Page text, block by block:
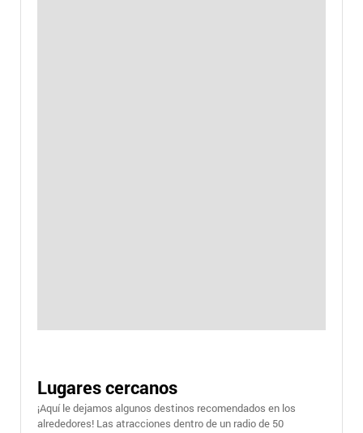
Lugares cercanos
¡Aquí le dejamos algunos destinos recomendados en los
alrededores! Las atracciones dentro de un radio de 50